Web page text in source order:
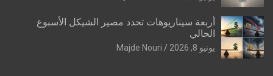
أربعة سيناريوهات تحدد مصير الشيكل الأسبوع
الحالي
يونيو 8, 2026 Majde Nouri